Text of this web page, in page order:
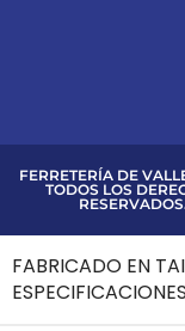
FERRETERÍA DE
TODOS LOS
FABRICADO EN